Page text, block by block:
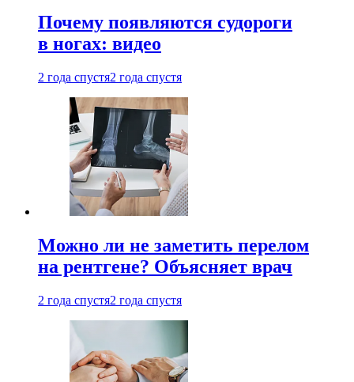
Почему появляются судороги
в ногах: видео
2 года спустя2 года спустя
Можно ли не заметить перелом
на рентгене? Объясняет врач
2 года спустя2 года спустя